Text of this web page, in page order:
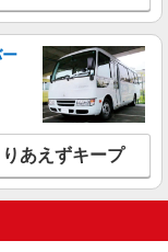
りあえずキープ